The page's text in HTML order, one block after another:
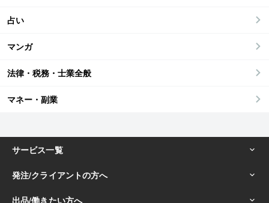
占い
マンガ
法律・税務・士業全般
マネー・副業